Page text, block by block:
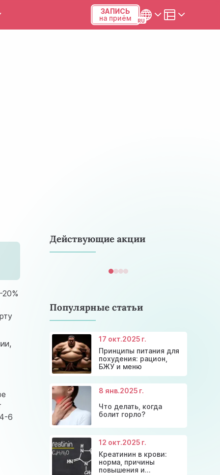
ЗАПИСЬ
на приём
6
Действующие акции
Скидки и акции на массаж в
Киеве
Консультация эндокринолога и
диагностика щитовидной
железы
Диагностика щитовидной
железы
Акция: 20% скидки на
консультации врачей!
Популярные статьи
17 окт.2025 г.
Принципы питания для
похудения: рацион,
БЖУ и меню
8 янв.2025 г.
Что делать, когда
болит горло?
12 окт.2025 г.
Креатинин в крови:
норма, причины
повышения и